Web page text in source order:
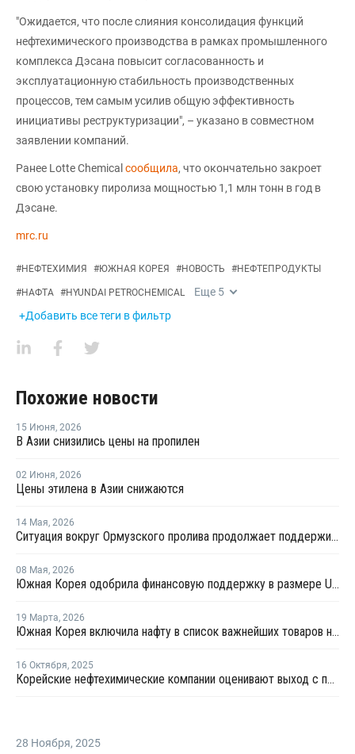
"Ожидается, что после слияния консолидация функций
нефтехимического производства в рамках промышленного
комплекса Дэсана повысит согласованность и
эксплуатационную стабильность производственных
процессов, тем самым усилив общую эффективность
инициативы реструктуризации", – указано в совместном
заявлении компаний.
Ранее Lotte Chemicalсообщила, что окончательно закроет
свою установку пиролиза мощностью 1,1 млн тонн в год в
Дэсане.
mrc.ru
#НЕФТЕХИМИЯ #ЮЖНАЯ КОРЕЯ #НОВОСТЬ #НЕФТЕПРОДУКТЫ
#НАФТА #HYUNDAI PETROCHEMICAL Еще 5
+Добавить все теги в фильтр
Похожие новости
15 Июня, 2026
В Азии снизились цены на пропилен
02 Июня, 2026
Цены этилена в Азии снижаются
14 Мая, 2026
Ситуация вокруг Ормузского пролива продолжает поддерживает неопределенность на мировом рынке ПВХ
08 Мая, 2026
Южная Корея одобрила финансовую поддержку в размере USD350 млн для стабилизации поставок нафты для Yeocheon NCC
19 Марта, 2026
Южная Корея включила нафту в список важнейших товаров на фоне перебоев с импортом
16 Октября, 2025
Корейские нефтехимические компании оценивают выход с постоянно перенасыщенного убыточного рынка
28 Ноября, 2025